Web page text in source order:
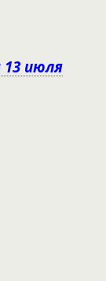
июля